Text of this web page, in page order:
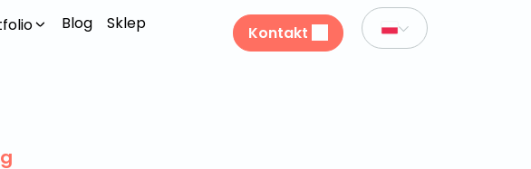
Blog Sklep Kontakt